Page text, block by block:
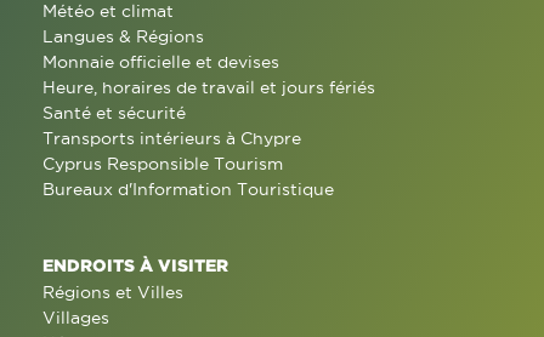
Météo et climat
Langues & Régions
Monnaie officielle et devises
Heure, horaires de travail et jours fériés
Santé et sécurité
Transports intérieurs à Chypre
Cyprus Responsible Tourism
Bureaux d'Information Touristique
ENDROITS À VISITER
Régions et Villes
Villages